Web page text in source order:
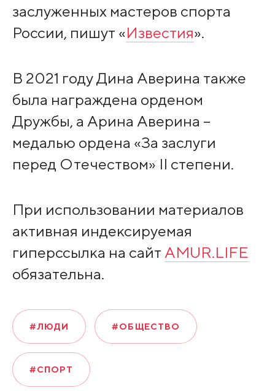
заслуженных мастеров спорта
России, пишут «Известия».
В 2021 году Дина Аверина также
была награждена орденом
Дружбы, а Арина Аверина –
медалью ордена «За заслуги
перед Отечеством» II степени.
При использовании материалов
активная индексируемая
гиперссылка на сайт AMUR.LIFE
обязательна.
#ЛЮДИ #ОБЩЕСТВО
#СПОРТ